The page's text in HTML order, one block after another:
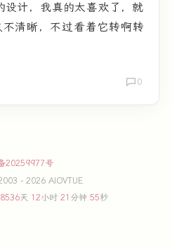
设计，我真的太喜欢了，就
清晰，不过看着它转啊转
0
20259977号
- 2026 AIOVTUE
8536天 12小时 21 分钟 55秒